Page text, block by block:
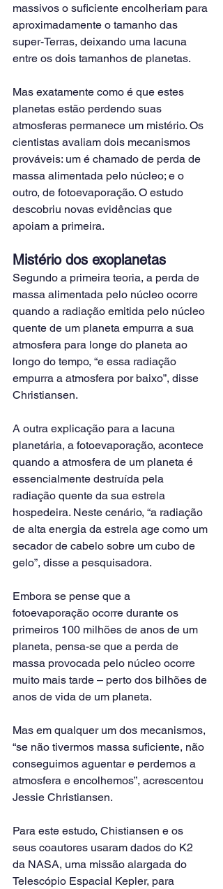
massivos o suficiente encolheriam para
aproximadamente o tamanho das
super-Terras, deixando uma lacuna
entre os dois tamanhos de planetas.
Mas exatamente como é que estes
planetas estão perdendo suas
atmosferas permanece um mistério. Os
cientistas avaliam dois mecanismos
prováveis: um é chamado de perda de
massa alimentada pelo núcleo; e o
outro, de fotoevaporação. O estudo
descobriu novas evidências que
apoiam a primeira.
Mistério dos exoplanetas
Segundo a primeira teoria, a perda de
massa alimentada pelo núcleo ocorre
quando a radiação emitida pelo núcleo
quente de um planeta empurra a sua
atmosfera para longe do planeta ao
longo do tempo, “e essa radiação
empurra a atmosfera por baixo”, disse
Christiansen.
A outra explicação para a lacuna
planetária, a fotoevaporação, acontece
quando a atmosfera de um planeta é
essencialmente destruída pela
radiação quente da sua estrela
hospedeira. Neste cenário, “a radiação
de alta energia da estrela age como um
secador de cabelo sobre um cubo de
gelo”, disse a pesquisadora.
Embora se pense que a
fotoevaporação ocorre durante os
primeiros 100 milhões de anos de um
planeta, pensa-se que a perda de
massa provocada pelo núcleo ocorre
muito mais tarde – perto dos bilhões de
anos de vida de um planeta.
Mas em qualquer um dos mecanismos,
“se não tivermos massa suficiente, não
conseguimos aguentar e perdemos a
atmosfera e encolhemos”, acrescentou
Jessie Christiansen.
Para este estudo, Chistiansen e os
seus coautores usaram dados do K2
da NASA, uma missão alargada do
Telescópio Espacial Kepler, para